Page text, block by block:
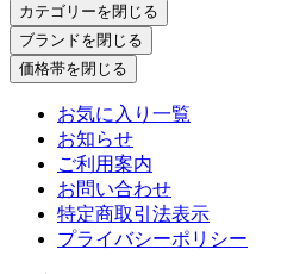
カテゴリーを閉じる
ブランドを閉じる
価格帯を閉じる
お気に入り一覧
お知らせ
ご利用案内
お問い合わせ
特定商取引法表示
プライバシーポリシー